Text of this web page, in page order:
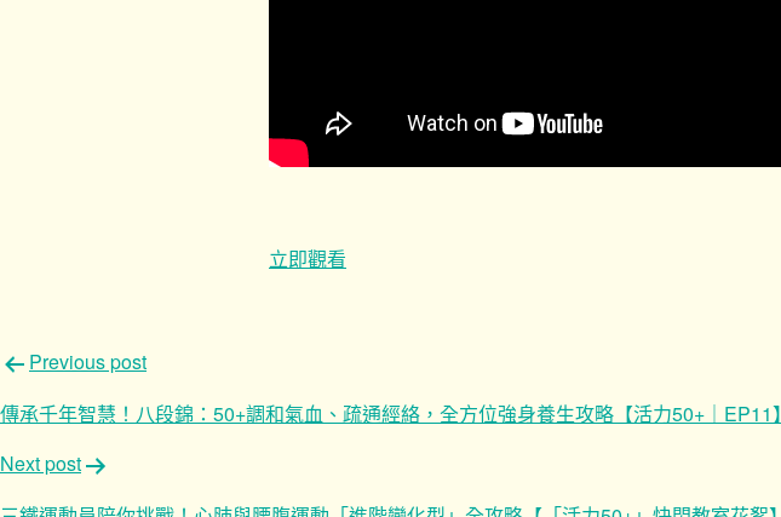
立即觀看
文
章
導
Previous post
傳承千年智慧！八段錦：50+調和氣血、疏通經絡，全方位強身養生攻略【活力50+｜EP11】
Next post